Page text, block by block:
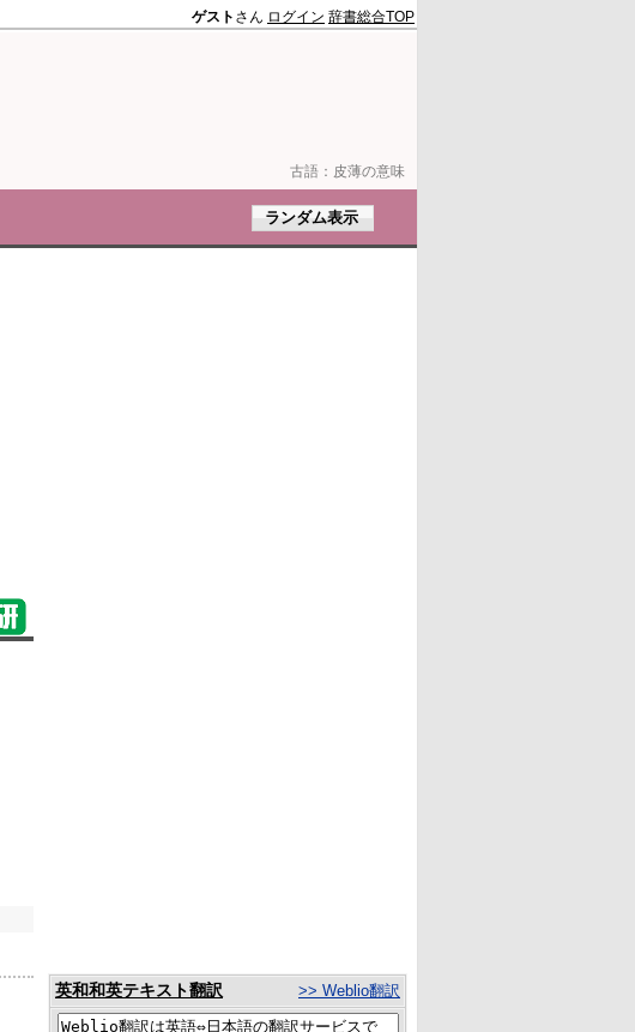
古語： 皮薄の意味
ゲスト さん ログイン 辞書総合TOP
英和和英テキスト翻訳 >> Weblio翻訳